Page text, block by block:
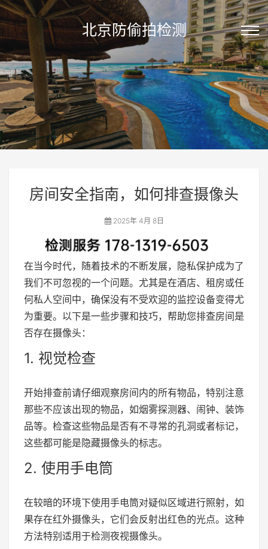
北京防偷拍检测
房间安全指南，如何排查摄像头
2025年 4月 8日
在当今时代，随着技术的不断发展，隐私保护成为了
我们不可忽视的一个问题。尤其是在酒店、租房或任
何私人空间中，确保没有不受欢迎的监控设备变得尤
为重要。以下是一些步骤和技巧，帮助您排查房间是
否存在摄像头：
1. 视觉检查
开始排查前请仔细观察房间内的所有物品，特别注意
那些不应该出现的物品，如烟雾探测器、闹钟、装饰
品等。检查这些物品是否有不寻常的孔洞或者标记，
这些都可能是隐藏摄像头的标志。
2. 使用手电筒
在较暗的环境下使用手电筒对疑似区域进行照射，如
果存在红外摄像头，它们会反射出红色的光点。这种
方法特别适用于检测夜视摄像头。